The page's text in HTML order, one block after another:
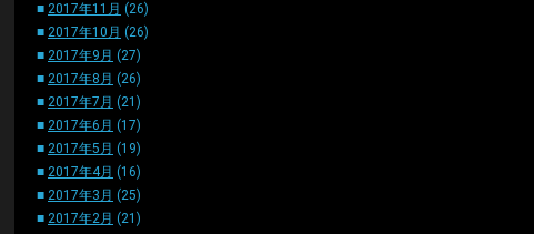
■ 2017年11月 (26)
■ 2017年10月 (26)
■ 2017年9月 (27)
■ 2017年8月 (26)
■ 2017年7月 (21)
■ 2017年6月 (17)
■ 2017年5月 (19)
■ 2017年4月 (16)
■ 2017年3月 (25)
■ 2017年2月 (21)